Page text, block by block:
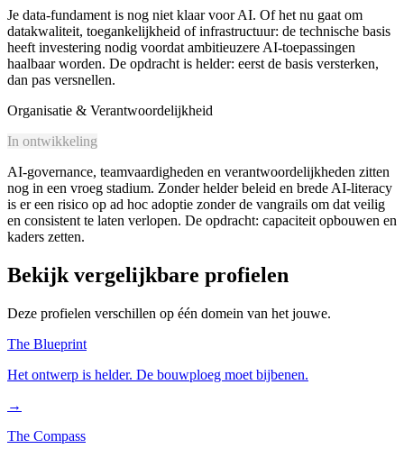
Je data-fundament is nog niet klaar voor AI. Of het nu gaat om
datakwaliteit, toegankelijkheid of infrastructuur: de technische basis
heeft investering nodig voordat ambitieuzere AI-toepassingen
haalbaar worden. De opdracht is helder: eerst de basis versterken,
dan pas versnellen.
Organisatie & Verantwoordelijkheid
In ontwikkeling
AI-governance, teamvaardigheden en verantwoordelijkheden zitten
nog in een vroeg stadium. Zonder helder beleid en brede AI-literacy
is er een risico op ad hoc adoptie zonder de vangrails om dat veilig
en consistent te laten verlopen. De opdracht: capaciteit opbouwen en
kaders zetten.
Bekijk vergelijkbare profielen
Deze profielen verschillen op één domein van het jouwe.
The Blueprint
Het ontwerp is helder. De bouwploeg moet bijbenen.
→
The Compass